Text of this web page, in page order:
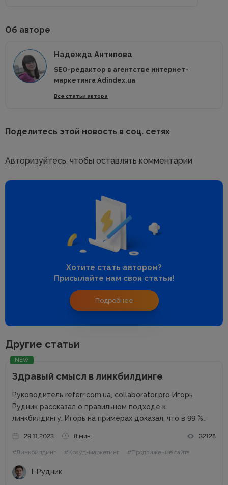
Об авторе
Надежда Антипова
SEO-редактор в агентстве интернет-
маркетинга Adindex.ua
Все статьи автора
Поделитесь этой новость в соц. сетях
Авторизуйтесь, чтобы оставлять комментарии
Хотите стать автором?
Присылайте нам свои статьи!
Подробнее
Другие статьи
NEW
Здравый смысл в линкбилдинге
Руководитель referr.com.ua, collaborator.pro Игорь
Рудник рассказал о правильном подходе к
линкбилдингу. Игорь на примерах доказал, что в 99 %
Сайты можно продвигать множеством способов, среди
которых есть и PBN. При этом PBN разделяются...
29.11.2023 8 мин. 32128
#Линкбилдинг #Крауд-маркетинг #Продвижение сайта
І. Рудник